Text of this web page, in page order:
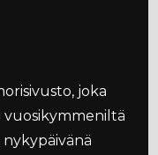
joka
nykypäivänä